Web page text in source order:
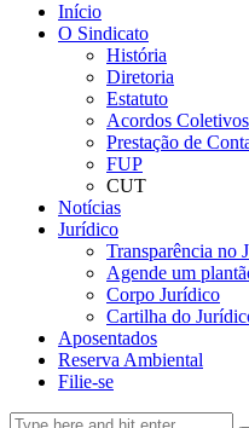
Início
O Sindicato
História
Diretoria
Estatuto
Acordos Coletivos
Prestação de
FUP
CUT
Notícias
Jurídico
Transparência no
Agende um
Corpo Jurídico
Cartilha do
Aposentados
Reserva Ambiental
Filie-se